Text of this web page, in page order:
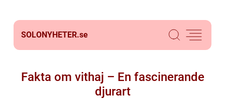
SOLONYHETER.se
Fakta om vithaj – En fascinerande
djurart